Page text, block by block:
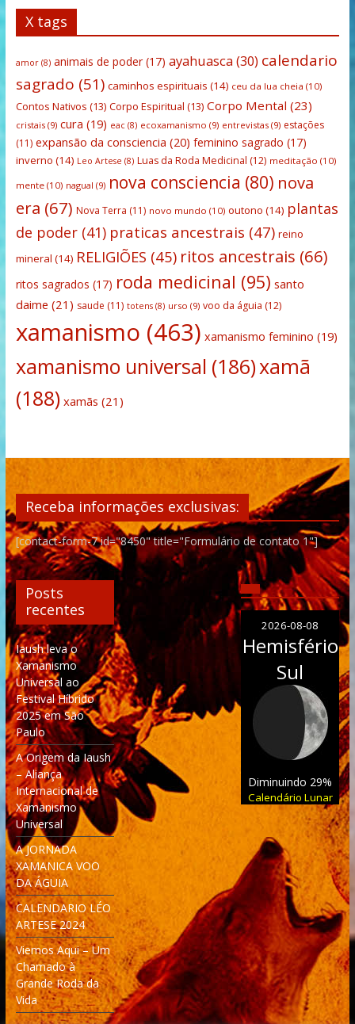
X tags
amor(8) animais de poder(17) ayahuasca(30) calendario
sagrado (51) caminhos espirituais (14) ceu da lua cheia (10)
Contos Nativos (13) Corpo Espiritual (13) Corpo Mental (23)
cristais(9) cura (19) eac(8) ecoxamanismo (9) entrevistas(9) estações
(11) expansão da consciencia (20) feminino sagrado (17)
inverno (14) Leo Artese (8) Luas da Roda Medicinal (12) meditação (10)
mente(10) nagual (9) nova consciencia (80) nova
era (67) Nova Terra (11) novo mundo (10) outono (14) plantas
de poder(41) praticas ancestrais (47) reino
mineral (14) RELIGIÕES (45) ritos ancestrais (66)
ritos sagrados (17) roda medicinal (95) santo
daime (21) saude (11) totens(8) urso (9) voo da águia (12)
xamanismo (463) xamanismo feminino (19)
xamanismo universal (186)xamã
(188) xamãs (21)
Receba informações exclusivas:
[contact-form-7 id="8450" title="Formulário de contato 1"]
Posts
recentes
Iaush leva o
Xamanismo
Universal ao
Festival Híbrido
2025 em São
Paulo
A Origem da Iaush
– Aliança
Internacional de
Xamanismo
Universal
A JORNADA
XAMANICA VOO
DA ÁGUIA
CALENDARIO LÉO
ARTESE 2024
Viemos Aqui – Um
Chamado à
Grande Roda da
Vida
2026-08-08
Hemisfério
Sul
Diminuindo 29%
Calendário Lunar